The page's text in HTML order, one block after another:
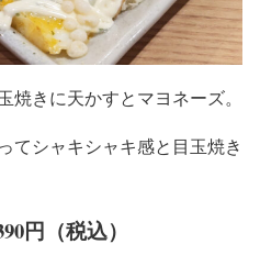
きに天かすとマヨネーズ。
てシャキシャキ感と目玉焼き
円（税込）